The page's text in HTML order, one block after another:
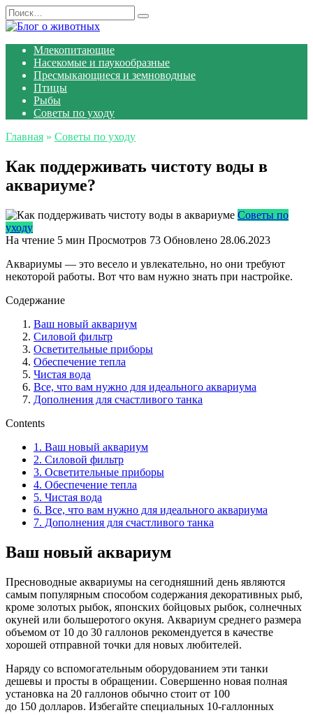
Перейти
к
Search
for:
Млекопитающие
Насекомые и паукообразные
Пресмыкающиеся и земноводные
Птицы
Рыбы
Советы по уходу
Главная » Советы по уходу
Как поддерживать чистоту воды в
аквариуме?
Советы по
уходу
На чтение 5 мин Просмотров 73 Обновлено 28.06.2023
Аквариумы — это весело и увлекательно, но они требуют
некоторой работы. Вот что вам нужно знать при настройке.
Содержание
Ваш новый аквариум
Силовой фильтр
Осветительные приборы
Обеспечение тепла
Чистая вода
Все, что вам нужно для идеального аквариума
Дополнения для счастливого танка
Contents
1. Ваш новый аквариум
2. Силовой фильтр
3. Осветительные приборы
4. Обеспечение тепла
5. Чистая вода
6. Все, что вам нужно для идеального аквариума
7. Дополнения для счастливого танка
Ваш новый аквариум
Пресноводные аквариумы на сегодняшний день являются
самым популярным способом содержания декоративных рыб,
кроме золотых рыбок, японских бойцовых рыбок, солнечных
окуней или большеротого окуня. Аквариум среднего размера
объемом от 10 до 30 галлонов рекомендуется в качестве
хорошей отправной точки для новых любителей.
Наряду со вспомогательным оборудованием эти танки
дешевы и просты в обращении. Совершенно новая полная
установка на 20 галлонов обычно стоит от 100
до 150 долларов. Избегайте специальных 10-галлонных